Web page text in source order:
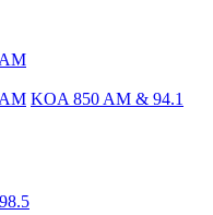
KOA 850 AM & 94.1